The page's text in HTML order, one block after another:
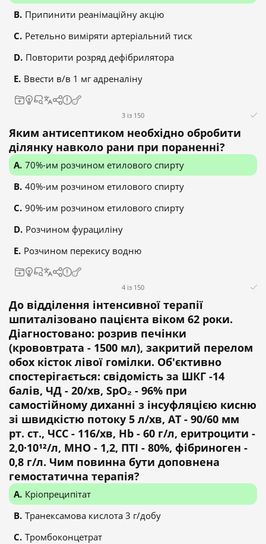
Припинити реанімаційну акцію
Ретельно виміряти артеріальний тиск
Повторити розряд дефібрилятора
Ввести в/в 1 мг адреналіну
3 із 150
Яким антисептиком необхідно обробити
ділянку навколо рани при пораненні?
70%-им розчином етилового спирту
40%-им розчином етилового спирту
90%-им розчином етилового спирту
Розчином фурациліну
Розчином перекису водню
4 із 150
До відділення інтенсивної терапії
шпиталізовано пацієнта віком 62 роки.
Діагностовано: розрив печінки
(крововтрата - 1500 мл), закритий перелом
обох кісток лівої гомілки. Об'єктивно
спостерігається: свідомість за ШКГ -14
балів, ЧД - 20/хв, SpO₂ - 96% при
самостійному диханні з інсуфляцією кисню
зі швидкістю потоку 5 л/хв, АТ - 90/60 мм
рт. ст., ЧСС - 116/хв, Hb - 60 г/л, еритроцити -
2,0·10¹²/л, МНО - 1,2, ПТІ - 80%, фібриноген -
0,8 г/л. Чим повинна бути доповнена
гемостатична терапія?
Кріопреципітат
Транексамова кислота 3 г/добу
Тромбоконцетрат